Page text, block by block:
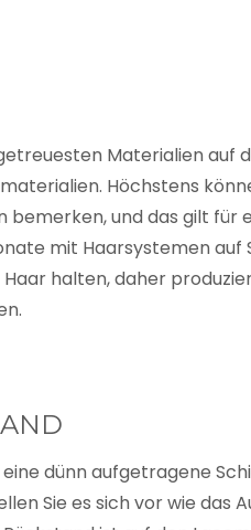
Materialien auf
Höchstens
bemerken, und das gilt für
mit Haarsystemen auf
halten, daher
dünn aufgetragene
Sie es sich vor wie das